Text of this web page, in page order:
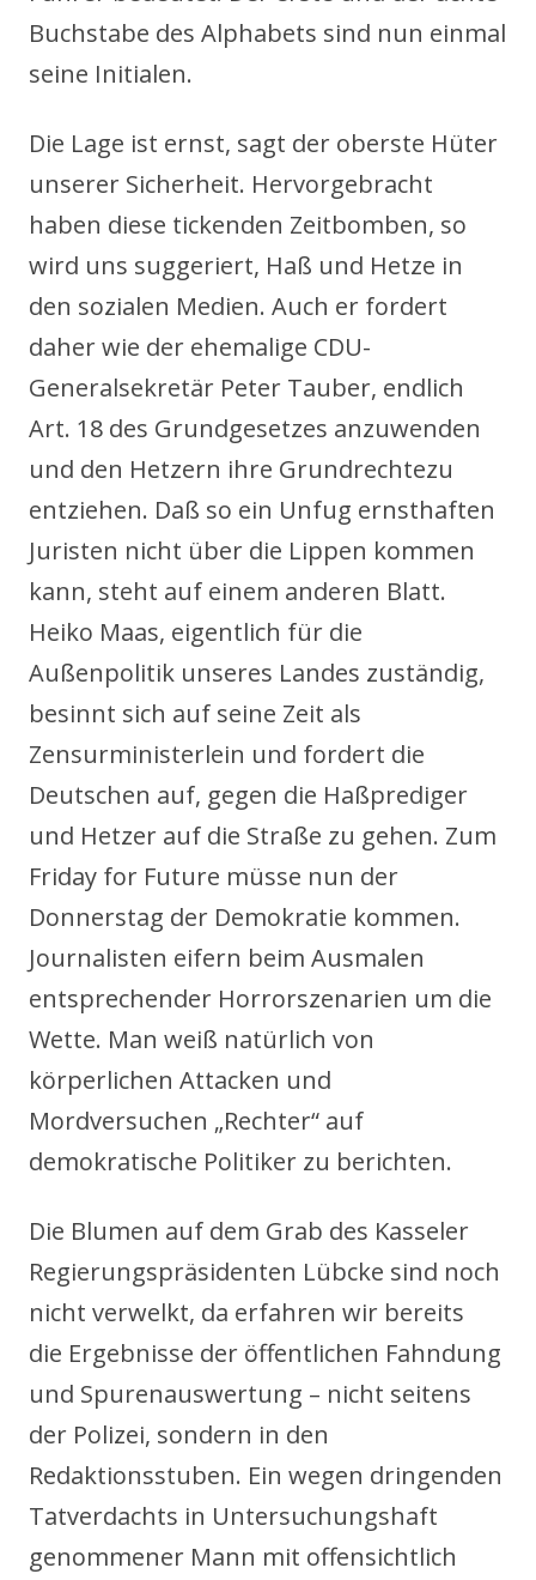
Buchstabe des Alphabets sind nun einmal
seine Initialen.
Die Lage ist ernst, sagt der oberste Hüter
unserer Sicherheit. Hervorgebracht
haben diese tickenden Zeitbomben, so
wird uns suggeriert, Haß und Hetze in
den sozialen Medien. Auch er fordert
daher wie der ehemalige CDU-
Generalsekretär Peter Tauber, endlich
Art. 18 des Grundgesetzes anzuwenden
und den Hetzern ihre Grundrechtezu
entziehen. Daß so ein Unfug ernsthaften
Juristen nicht über die Lippen kommen
kann, steht auf einem anderen Blatt.
Heiko Maas, eigentlich für die
Außenpolitik unseres Landes zuständig,
besinnt sich auf seine Zeit als
Zensurministerlein und fordert die
Deutschen auf, gegen die Haßprediger
und Hetzer auf die Straße zu gehen. Zum
Friday for Future müsse nun der
Donnerstag der Demokratie kommen.
Journalisten eifern beim Ausmalen
entsprechender Horrorszenarien um die
Wette. Man weiß natürlich von
körperlichen Attacken und
Mordversuchen „Rechter“ auf
demokratische Politiker zu berichten.
Die Blumen auf dem Grab des Kasseler
Regierungspräsidenten Lübcke sind noch
nicht verwelkt, da erfahren wir bereits
die Ergebnisse der öffentlichen Fahndung
und Spurenauswertung – nicht seitens
der Polizei, sondern in den
Redaktionsstuben. Ein wegen dringenden
Tatverdachts in Untersuchungshaft
genommener Mann mit offensichtlich